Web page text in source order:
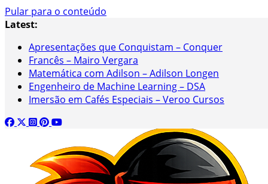
Pular para o conteúdo
Latest:
Apresentações que Conquistam – Conquer
Francês – Mairo Vergara
Matemática com Adilson – Adilson Longen
Engenheiro de Machine Learning – DSA
Imersão em Cafés Especiais – Veroo Cursos